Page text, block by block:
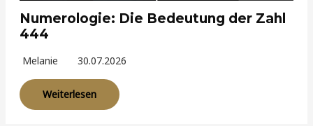
Numerologie: Die Bedeutung der Zahl
444
Melanie 30.07.2026
Weiterlesen